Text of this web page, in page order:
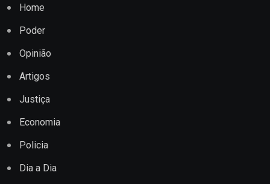
Home
Poder
Opinião
Artigos
Justiça
Economia
Policia
Dia a Dia